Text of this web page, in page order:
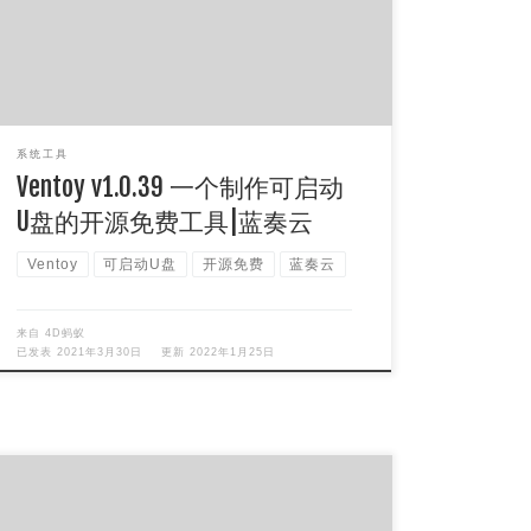
系统工具
Ventoy v1.0.39 一个制作可启动
U盘的开源免费工具|蓝奏云
Ventoy 可启动U盘 开源免费 蓝奏云
来自4D蚂蚁
已发表2021年3月30日 更新2022年1月25日